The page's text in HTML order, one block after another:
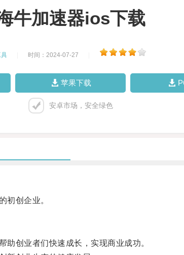
牛加速器ios下载
具 时间：2024-07-27
苹果下载
安卓市场，安全绿色
创企业。
创业者们快速成长，实现商业成功。